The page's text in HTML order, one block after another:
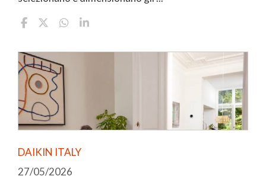
DAIKIN ITALY
27/05/2026